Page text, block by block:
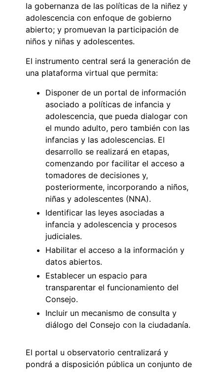
la gobernanza de las políticas de la niñez y
adolescencia con enfoque de gobierno
abierto; y promuevan la participación de
niños y niñas y adolescentes.
El instrumento central será la generación de
una plataforma virtual que permita:
Disponer de un portal de información
asociado a políticas de infancia y
adolescencia, que pueda dialogar con
el mundo adulto, pero también con las
infancias y las adolescencias. El
desarrollo se realizará en etapas,
comenzando por facilitar el acceso a
tomadores de decisiones y,
posteriormente, incorporando a niños,
niñas y adolescentes (NNA).
Identificar las leyes asociadas a
infancia y adolescencia y procesos
judiciales.
Habilitar el acceso a la información y
datos abiertos.
Establecer un espacio para
transparentar el funcionamiento del
Consejo.
Incluir un mecanismo de consulta y
diálogo del Consejo con la ciudadanía.
El portal u observatorio centralizará y
pondrá a disposición pública un conjunto de